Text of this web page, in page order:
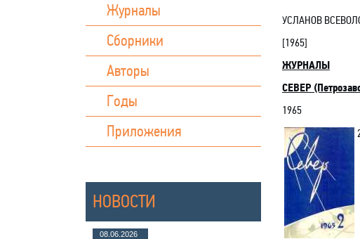
Журналы
Сборники
Авторы
Годы
Приложения
НОВОСТИ
08.06.2026
УСЛАНОВ
[1965]
ЖУРНАЛЫ
СЕВЕР
1965